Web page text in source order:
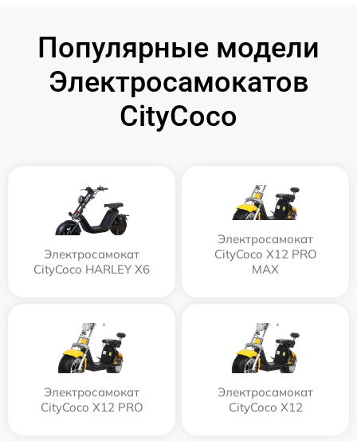
Популярные модели
Электросамокатов
CityCoco
Электросамокат
CityCoco HARLEY X6
Электросамокат
CityCoco X12 PRO
MAX
Электросамокат
CityCoco X12 PRO
Электросамокат
CityCoco X12